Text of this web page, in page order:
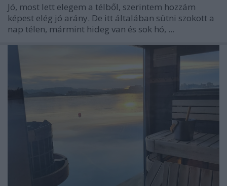
Jó, most lett elegem a télből, szerintem hozzám
képest elég jó arány. De itt általában sütni szokott a
nap télen, mármint hideg van és sok hó, ...